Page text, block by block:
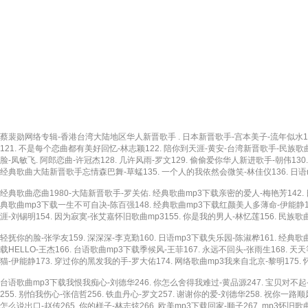
蔡裴勋网络专辑-香港台湾大陆地区华人新晋歌手 . 日本新晋歌手-宫本美子-流年似
121. 不是每个恋曲都有美好回忆-林志颖122. 陪你到天涯-黄安-台湾新晋歌手-民族
脸-凤敏飞. 阿郎恋曲-许冠杰128. 几许风雨-罗文129. 偷偷爱你华人新进歌手-朝伟
经典歌曲大陆新晋歌手忘情森巴舞-草蜢135. 一个人的我依然会微笑-林佳仪136. 日
经典歌曲恋曲1980-大陆新晋歌手-罗关佑. 经典歌曲mp3下载亲密的爱人-梅艳芳
典歌曲mp3下载一生不可自决-陈百强148. 经典歌曲mp3下载红颜美人多薄命-伊能
涯-刘锡明154. 因为寂寞-张艾嘉怀旧歌曲mp3155. 你是我的男人-林忆莲156. 民族
轻抚你的脸-张学友159. 深深深-李克勤160. 日语mp3下载失乐园-陈淑桦161. 经典
载HELLO-王杰166. 台语歌曲mp3下载季候风-王菲167. 永远不回头-张雨生168. 天
猫-伊能静173. 穿过你的黑发我的手-罗大佑174. 网络歌曲mp3我来自北京-黎明
台语歌曲mp3下载我恨我痴心-刘德华246. 你怎么舍得我难过-黄品源247. 宝贝对不
255. 别怕我伤心-张信哲256. 铁血丹心-罗文257. 谢谢你的爱-刘德华258. 祝你一路
怎么说出口-赵传265. 你的样子-林志炫266. 欧美mp3下载回家-顺子267. mp3怀旧